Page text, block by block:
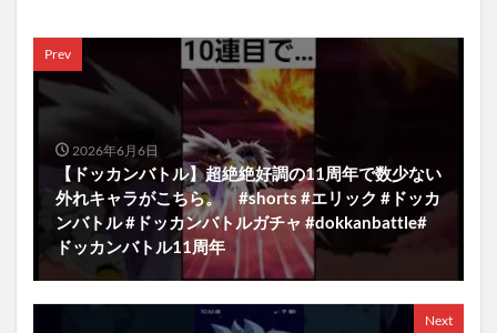
Prev
2026年6月6日
【ドッカンバトル】超絶絶好調の11周年で数少ない
外れキャラがこちら。 #shorts #エリック #ドッカ
ンバトル #ドッカンバトルガチャ #dokkanbattle#
ドッカンバトル11周年
Next